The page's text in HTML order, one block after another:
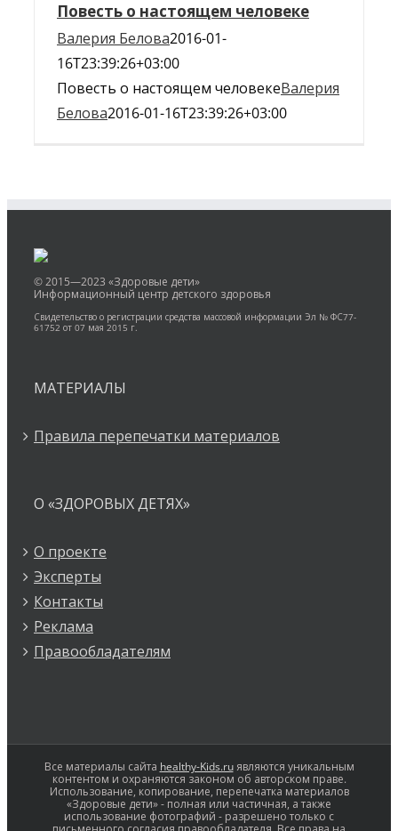
Повесть о настоящем человеке
Валерия Белова2016-01-
16T23:39:26+03:00
Повесть о настоящем человекеВалерия
Белова2016-01-16T23:39:26+03:00
© 2015—2023 «Здоровые дети»
Информационный центр детского здоровья
Свидетельство о регистрации средства массовой информации Эл № ФС77-
61752 от 07 мая 2015 г.
МАТЕРИАЛЫ
Правила перепечатки материалов
О «ЗДОРОВЫХ ДЕТЯХ»
О проекте
Эксперты
Контакты
Реклама
Правообладателям
Все материалы сайта healthy-Kids.ruявляются уникальным
контентом и охраняются законом об авторском праве.
Использование, копирование, перепечатка материалов
«Здоровые дети» - полная или частичная, а также
использование фотографий - разрешено только с